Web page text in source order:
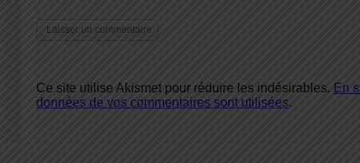
Ce site utilise Akismet pour réduire les indésirables. En
données de vos commentaires sont utilisées.